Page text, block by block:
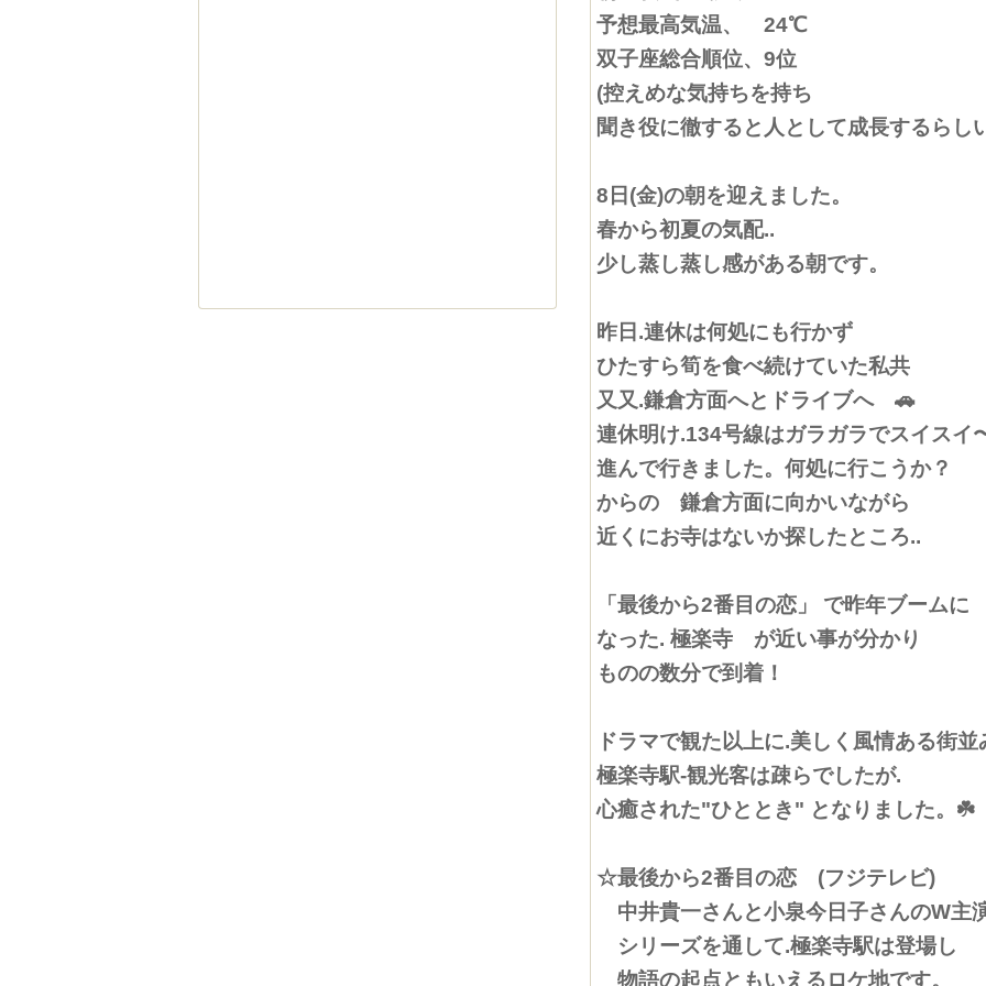
予想最高気温、 24℃
双子座総合順位、9位
(控えめな気持ちを持ち
聞き役に徹すると人として成長するらし
8日(金)の朝を迎えました。
春から初夏の気配..
少し蒸し蒸し感がある朝です。
昨日.連休は何処にも行かず
ひたすら筍を食べ続けていた私共
又又.鎌倉方面へとドライブへ 🚗
連休明け.134号線はガラガラでスイスイ
進んで行きました。何処に行こうか？
からの 鎌倉方面に向かいながら
近くにお寺はないか探したところ..
「最後から2番目の恋」 で昨年ブームに
なった. 極楽寺 が近い事が分かり
ものの数分で到着！
ドラマで観た以上に.美しく風情ある街並
極楽寺駅-観光客は疎らでしたが.
心癒された"ひととき" となりました。☘️
☆最後から2番目の恋 (フジテレビ)
中井貴一さんと小泉今日子さんのW主
シリーズを通して.極楽寺駅は登場し
物語の起点ともいえるロケ地です。